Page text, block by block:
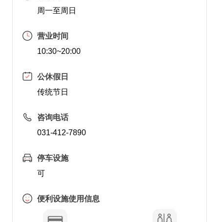
周一至周日
营业时间
10:30~20:00
公休假日
传统节日
咨询电话
031-412-7890
停车设施
可
便利设施使用信息